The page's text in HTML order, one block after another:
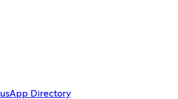
App Directory